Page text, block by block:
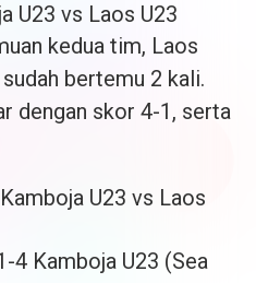
U23 vs Laos U23
kedua tim, Laos
bertemu 2 kali.
dengan skor 4-1, serta
U23 vs Laos
4 Kamboja U23 (Sea